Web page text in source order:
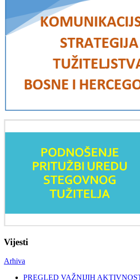
Vijesti
Arhiva
PREGLED VAŽNIJIH